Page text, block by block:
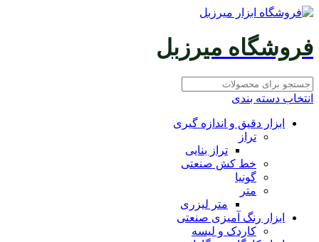
فروشگاه میرزبل
انتخاب دسته بندی
ابزار دقیق و اندازه گیری
تراز
تراز بنایی
خط کش صنعتی
گونیا
متر
متر لیزری
ابزار رنگ آمیزی صنعتی
کاردک و لیسه